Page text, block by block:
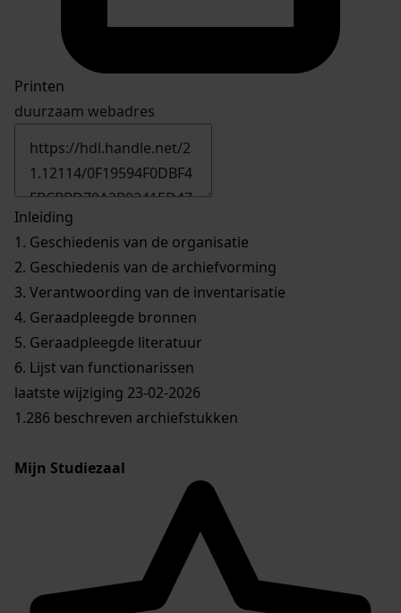
Printen
duurzaam webadres
Inleiding
1. Geschiedenis van de organisatie
2. Geschiedenis van de archiefvorming
3. Verantwoording van de inventarisatie
4. Geraadpleegde bronnen
5. Geraadpleegde literatuur
6. Lijst van functionarissen
laatste wijziging 23-02-2026
1.286 beschreven archiefstukken
Mijn Studiezaal